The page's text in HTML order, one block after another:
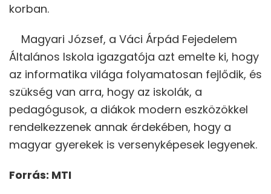
korban.
Magyari József, a Váci Árpád Fejedelem
Általános Iskola igazgatója azt emelte ki, hogy
az informatika világa folyamatosan fejlődik, és
szükség van arra, hogy az iskolák, a
pedagógusok, a diákok modern eszközökkel
rendelkezzenek annak érdekében, hogy a
magyar gyerekek is versenyképesek legyenek.
Forrás: MTI